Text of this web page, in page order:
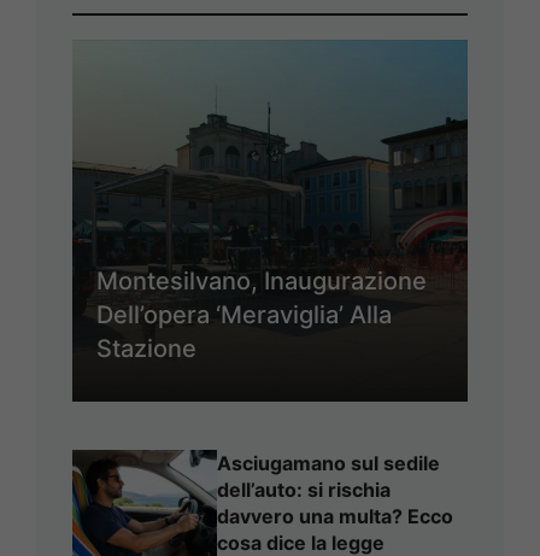
Montesilvano, Inaugurazione
Dell’opera ‘Meraviglia’ Alla
Stazione
Asciugamano sul sedile
dell’auto: si rischia
davvero una multa? Ecco
cosa dice la legge